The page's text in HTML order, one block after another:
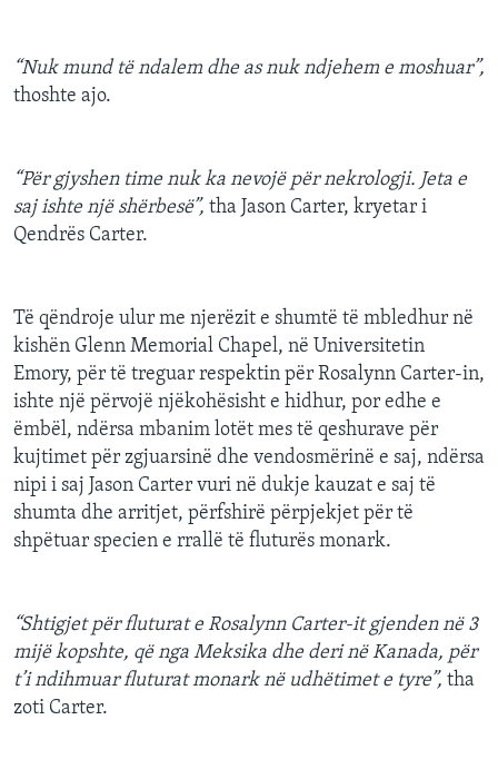
“Nuk mund të ndalem dhe as nuk ndjehem e moshuar”,
thoshte ajo.
“Për gjyshen time nuk ka nevojë për nekrologji. Jeta e
saj ishte një shërbesë”, tha Jason Carter, kryetar i
Qendrës Carter.
Të qëndroje ulur me njerëzit e shumtë të mbledhur në
kishën Glenn Memorial Chapel, në Universitetin
Emory, për të treguar respektin për Rosalynn Carter-in,
ishte një përvojë njëkohësisht e hidhur, por edhe e
ëmbël, ndërsa mbanim lotët mes të qeshurave për
kujtimet për zgjuarsinë dhe vendosmërinë e saj, ndërsa
nipi i saj Jason Carter vuri në dukje kauzat e saj të
shumta dhe arritjet, përfshirë përpjekjet për të
shpëtuar specien e rrallë të fluturës monark.
“Shtigjet për fluturat e Rosalynn Carter-it gjenden në 3
mijë kopshte, që nga Meksika dhe deri në Kanada, për
t’i ndihmuar fluturat monark në udhëtimet e tyre”, tha
zoti Carter.